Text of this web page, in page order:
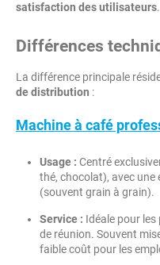
satisfaction des utilisateurs.
Différences
La différence principale
de distribution :
Machine à café
Usage : Centré
thé, chocolat), avec une
(souvent grain à grain).
Service : Idéale pour
de réunion. Souvent
faible coût pour les